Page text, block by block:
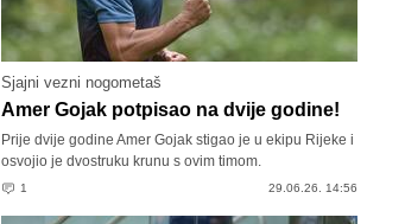
Sjajni vezni nogometaš
Amer Gojak potpisao na dvije godine!
Prije dvije godine Amer Gojak stigao je u ekipu Rijeke i
osvojio je dvostruku krunu s ovim timom.
1 29.06.26. 14:56